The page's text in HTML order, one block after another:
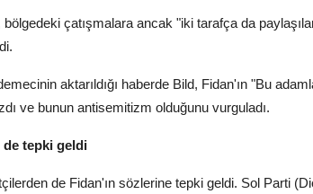
çatışmalara ancak "iki tarafça da
aktarıldığı haberde Bild, Fidan'ın "Bu
ve bunun antisemitizm olduğunu vurguladı.
de tepki geldi
de Fidan'ın sözlerine tepki geldi. Sol Parti